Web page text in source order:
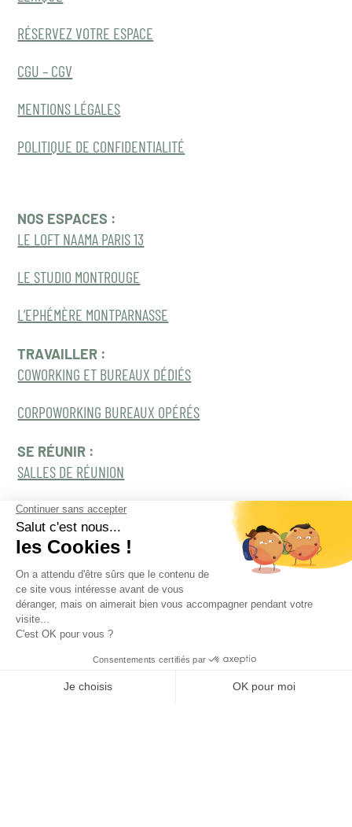
CONTACTEZ-NOUS
C’est ici en cliquant !
RÉSERVEZ VOTRE ESPACE
CGU – CGV
MENTIONS LÉGALES
POLITIQUE DE CONFIDENTIALITÉ
NOS ESPACES :
LE LOFT NAAMA PARIS 13
LE STUDIO MONTROUGE
L’EPHÉMÈRE MONTPARNASSE
TRAVAILLER :
COWORKING ET BUREAUX DÉDIÉS
CORPOWORKING BUREAUX OPÉRÉS
SE RÉUNIR :
SALLES DE RÉUNION
SÉMINAIRES OUTDOOR
NOS DERNIERS ARTICLES :
DECOUVREZ NOTRE RAPPORT DE MISSIONS
COWORKING, L’ESPACE DE PLUS AU SERVICE DES
ENTREPRISES
TOUS NOS ARTICLES